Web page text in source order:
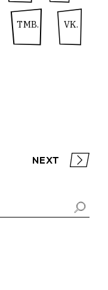
TMB. VK.
NEXT